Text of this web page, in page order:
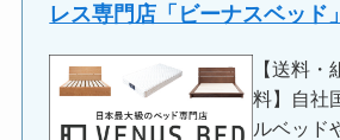
レス専門店「ビーナスベッド」
【送料
料】自社
ルベッド